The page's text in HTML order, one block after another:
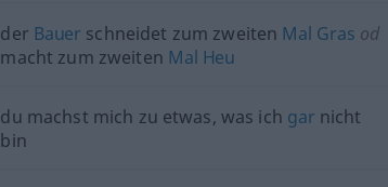
der Bauer schneidet zum zweiten Mal Gras od
macht zum zweiten Mal Heu
du machst mich zu etwas, was ich gar nicht
bin